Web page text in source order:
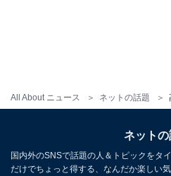
All About ニュース ネットの話題
ネットの
国内外のSNSで話題の人＆トピックをタ
だけでちょっと得する、なんだか楽しい